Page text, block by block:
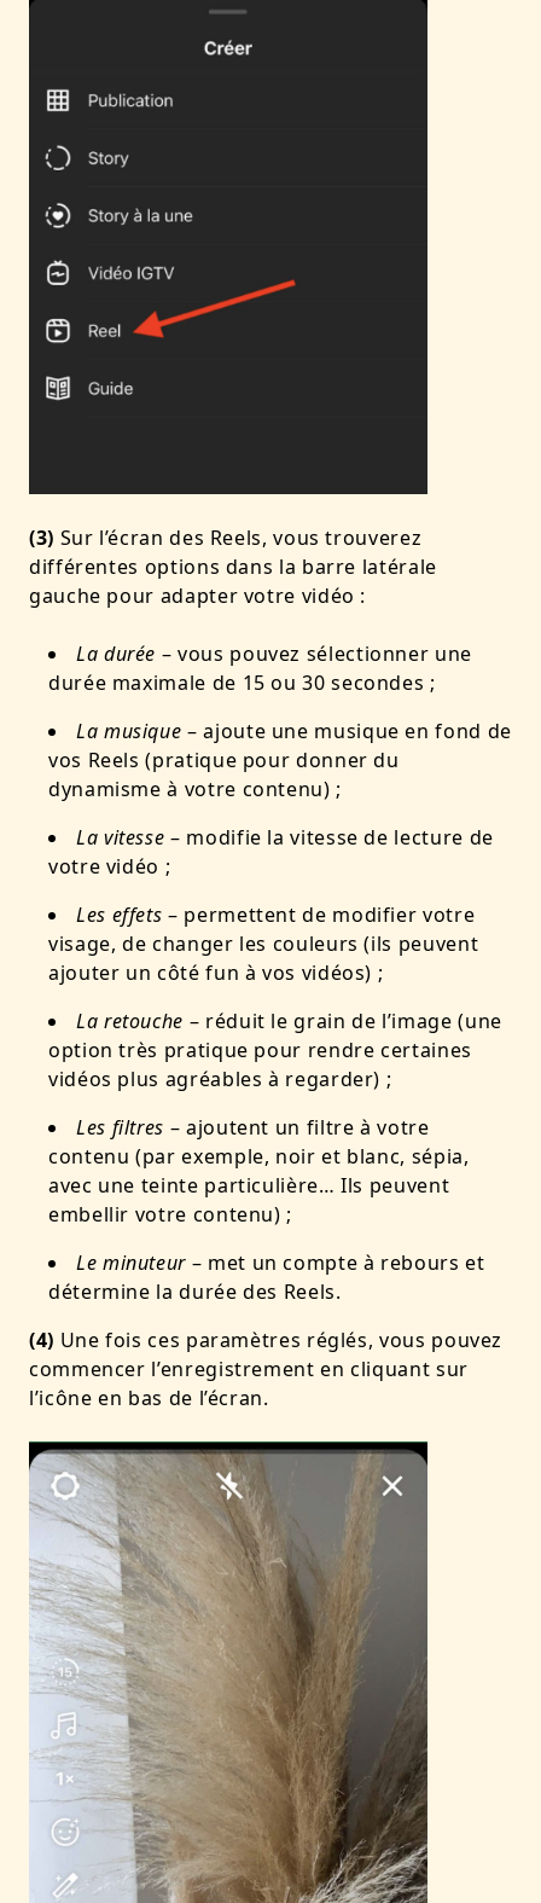
(3) Sur l’écran des Reels, vous trouverez
différentes options dans la barre latérale
gauche pour adapter votre vidéo :
La durée – vous pouvez sélectionner une
durée maximale de 15 ou 30 secondes ;
La musique – ajoute une musique en fond de
vos Reels (pratique pour donner du
dynamisme à votre contenu) ;
La vitesse – modifie la vitesse de lecture de
votre vidéo ;
Les effets – permettent de modifier votre
visage, de changer les couleurs (ils peuvent
ajouter un côté fun à vos vidéos) ;
La retouche – réduit le grain de l’image (une
option très pratique pour rendre certaines
vidéos plus agréables à regarder) ;
Les filtres – ajoutent un filtre à votre
contenu (par exemple, noir et blanc, sépia,
avec une teinte particulière… Ils peuvent
embellir votre contenu) ;
Le minuteur – met un compte à rebours et
détermine la durée des Reels.
(4) Une fois ces paramètres réglés, vous pouvez
commencer l’enregistrement en cliquant sur
l’icône en bas de l’écran.